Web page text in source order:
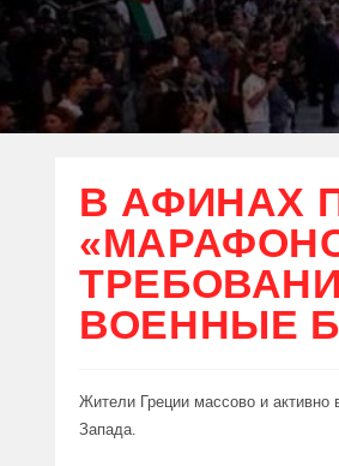
В АФИНАХ
ВОЕННЫЕ
Жители Греции массово и активно
Запада.